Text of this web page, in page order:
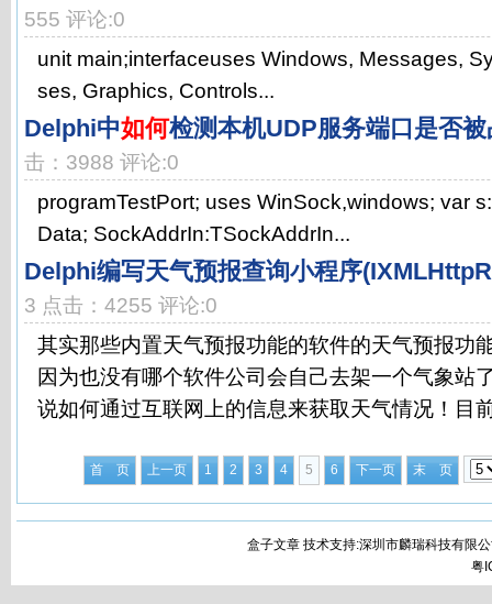
555 评论:0
unit main;interfaceuses Windows, Messages,
ses, Graphics, Controls...
Delphi中如何检测本机UDP服务端口是否
击：3988 评论:0
programTestPort; uses WinSock,windows; var
Data; SockAddrIn:TSockAddrIn...
Delphi编写天气预报查询小程序
3 点击：4255 评论:0
其实那些内置天气预报功能的软件的天气预报功
因为也没有哪个软件公司会自己去架一个气象站
说如何通过互联网上的信息来获取天气情况！目
首 页 上一页 1 2 3 4 5 6 下一页 末 页
盒子文章 技术支持:深圳市麟瑞科技有限
粤